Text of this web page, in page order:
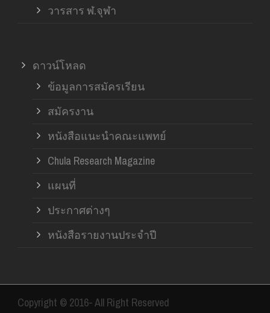
วารสาร ฬ.จุฬา
ดาวน์โหลด
ข้อมูลการสมัครเรียน
สมัครงาน
หนังสือแนะนำคณะแพทย์
Chula Research Magazine
แผนที่
ประกาศต่างๆ
หนังสือรายงานประจำปี
Copyright © 2016- All Right Reserved